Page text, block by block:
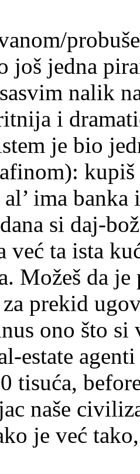
još jedna
nalik
i
je bio
al’ ima
si daj-
već ta ista
Možeš da
prekid
ono što si
estate
tisuća,
naše
je već